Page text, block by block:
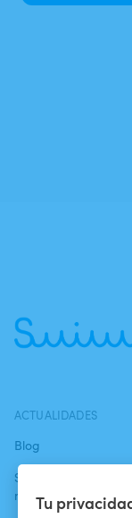
Tu
ACTUALIDADES
Blog
Swimmy en los
medios